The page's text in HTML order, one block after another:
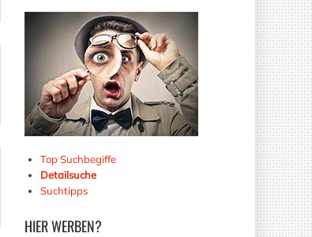
Top Suchbegiffe
Detailsuche
Suchtipps
HIERWERBEN?